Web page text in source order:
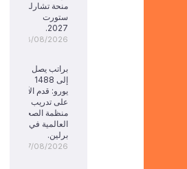
منحة تشارلز
ستورت
2027.
08/08/2026
براتب يصل
إلى 1488
يورو: قدم الآن
على تدريب
منظمة الصحة
العالمية في
برلين.
07/08/2026